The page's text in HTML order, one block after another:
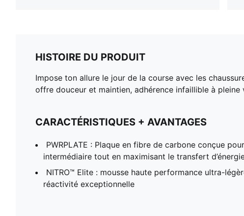
HISTOIRE DU PRODUIT
Impose ton allure le jour de la course avec les
offre douceur et maintien, adhérence infaillible à
CARACTÉRISTIQUES + AVANTAGES
PWRPLATE : Plaque en fibre de carbone conçue
intermédiaire tout en maximisant le transfert
NITRO™ Elite : mousse haute performance ultra-
réactivité exceptionnelle